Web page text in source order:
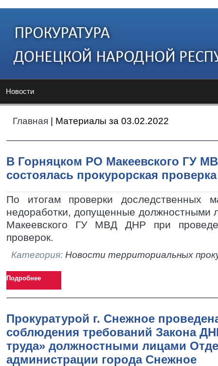
Новости
Главная | Материалы за 03.02.2022
В Горняцком РО Макеевского ГУ
состоялась прокурорская проверка
По итогам проверки доследственных
недоработки, допущенные должностными
Макеевского ГУ МВД ДНР при
проверок.
Категория: Новости территориальных
Подробнее
Прокуратурой г. Снежное
соблюдения требований Закона
труда» должностными лицами
администрации города Снежное